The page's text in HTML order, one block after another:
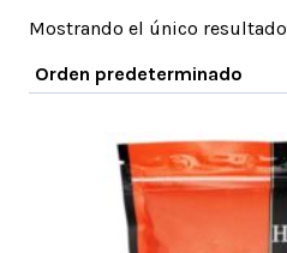
Mostrando el único resultado